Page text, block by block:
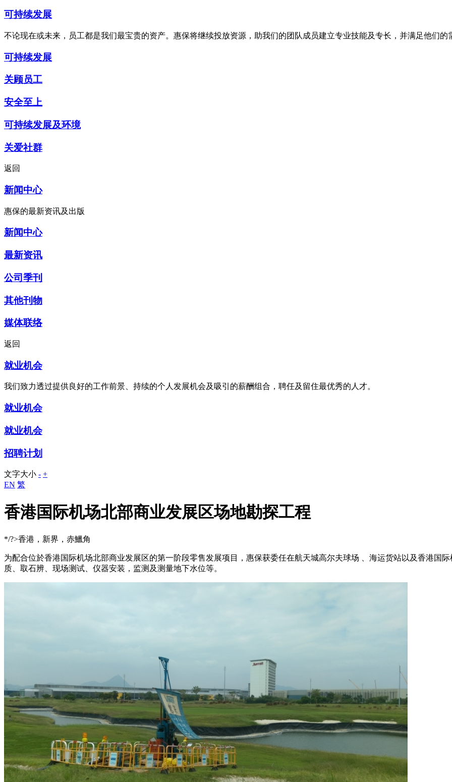
可持续发展
不论现在或未来，员工都是我们最宝贵的资产。惠保将继续投放资源，助我们的团队成员建立专业技能及专长，并满足他们的
可持续发展
关顾员工
安全至上
可持续发展及环境
关爱社群
返回
新闻中心
惠保的最新资讯及出版
新闻中心
最新资讯
公司季刊
其他刊物
媒体联络
返回
就业机会
我们致力透过提供良好的工作前景、持续的个人发展机会及吸引的薪酬组合，聘任及留住最优秀的人才。
就业机会
就业机会
招聘计划
文字大小 - +
EN 繁
香港国际机场北部商业发展区场地勘探工程
*/?>香港，新界，赤鱲角
为配合位於香港国际机场北部商业发展区的第一阶段零售发展项目，惠保获委任在航天城高尔夫球场 、海运货站以及香港国
质、取石辨、现场测试、仪器安装，监测及测量地下水位等。